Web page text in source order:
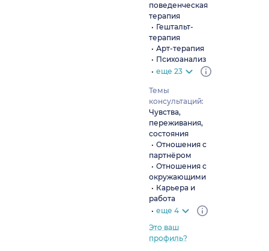
поведенческая
терапия
Гештальт-
терапия
Арт-терапия
Психоанализ
еще 23
Темы
консультаций:
Чувства,
переживания,
состояния
Отношения с
партнёром
Отношения с
окружающими
Карьера и
работа
еще 4
Это ваш
профиль?